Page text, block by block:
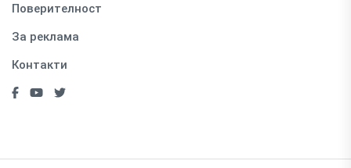
Поверителност
За реклама
Контакти